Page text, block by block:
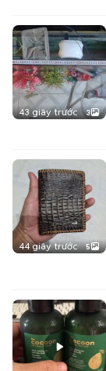
43 giây trước 3
44 giây trước 5